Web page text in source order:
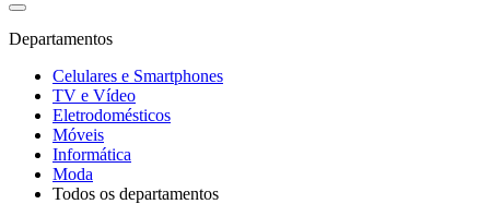
Departamentos
Celulares e Smartphones
TV e Vídeo
Eletrodomésticos
Móveis
Informática
Moda
Todos os departamentos